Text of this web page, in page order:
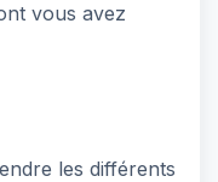
vous avez
les différents